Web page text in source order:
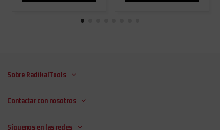
Sobre RadikalTools
Contactar con nosotros
Síguenos en las redes